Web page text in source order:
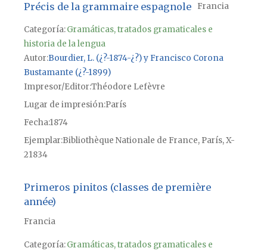
Précis de la grammaire espagnole Francia
Categoría:Gramáticas, tratados gramaticales e
historia de la lengua
Autor Bourdier, L. (¿?-1874-¿?) y Francisco Corona
Bustamante (¿?-1899)
Impresor/Editor Théodore Lefèvre
Lugar de impresiónParís
Fecha1874
Ejemplar Bibliothèque Nationale de France, París, X-
21834
Primeros pinitos (classes de première
année)
Francia
Categoría:Gramáticas, tratados gramaticales e